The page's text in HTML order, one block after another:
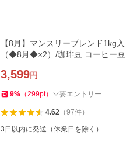
【8月】マンスリーブレンド1kg
（◆8月◆×2）/珈琲豆 コーヒー
3,599円
9% （299pt） 要エントリー
4.62（97件）
3日以内に発送（休業日を除く）